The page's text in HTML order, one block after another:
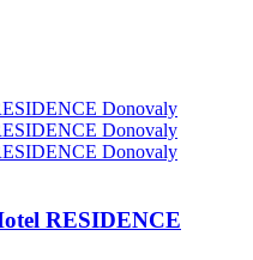
RESIDENCE